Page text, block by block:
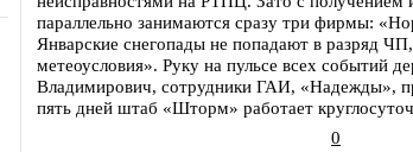
параллельно занимаются сразу три фирмы:
Январские снегопады не попадают в разряд
метеоусловия». Руку на пульсе всех
Владимирович, сотрудники ГАИ, «Надежды»,
пять дней штаб «Шторм» работает
0